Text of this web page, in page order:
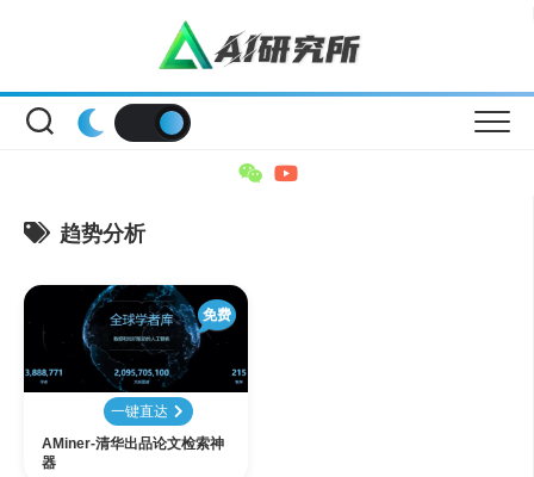
趋势分析
免费
一键直达
AMiner-清华出品论文检索神
器